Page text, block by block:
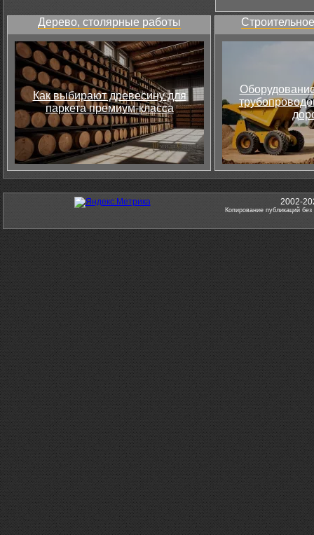
Дерево, столярные работы
Как выбирают древесину для
паркета премиум-класса
2002-
Копирование публикаций